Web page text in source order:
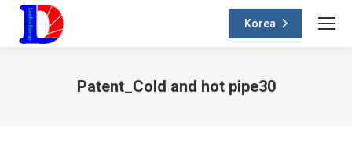
Korea
Patent_Cold and hot pipe30